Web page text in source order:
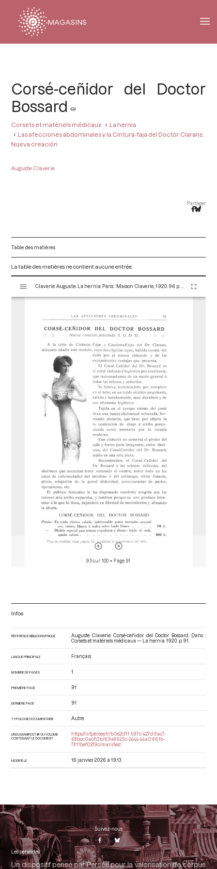
MAGASINS
Corsé-ceñidor del Doctor
Bossard
Corsets et matériels médicaux
La hernia
Las afecciones abdominales y la Cintura-faja del Doctor Clarans.
Nueva creación
Auguste Claverie
Partager
Table des matières
La table des matières ne contient aucune entrée.
s
93 sur 100 • Page 91
Infos
RÉFÉRENCE BIBLIOGRAPHIQUE
Auguste Claverie. Corsé-ceñidor del Doctor Bossard. Dans :
Corsets et matériels médicaux — La hernia . 1920. p. 91.
LANGUE PRINCIPALE Français
NOMBRE DE PAGES 1
PREMIÈRE PAGE 91
DERNIÈRE PAGE 91
TYPOLOGIE DOCUMENTAIRE Autre
URI DU MANIFEST IIIF DU VOLUME
CONTENANT LE DOCUMENT
https://iiif.persee.fr/b0e2cf11-597c-427d-8ac7-
68bcc0acf13b/69a8623c-2444-44a0-861b-
7811bef02f9c/manifest
MODIFIÉ LE 16 janvier 2026 à 19:13
Suivez-nous
Les perséides
Un dispositif pensé par Persée pour la valorisation de corpus